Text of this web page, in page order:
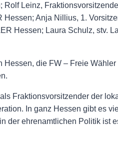
Leinz,
Anja Nillius, 1.
Hessen; Laura Schulz, stv.
die FW – Freie
Fraktionsvorsitzender der
In ganz Hessen gibt es
der ehrenamtlichen Politik ist